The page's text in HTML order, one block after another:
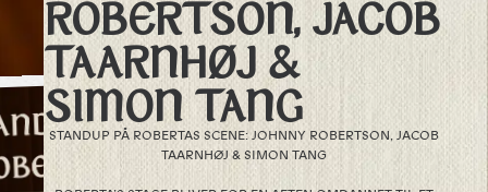
ROBERTSON, JACOB
TAARNHØJ &
SIMON TANG
STANDUP PÅ ROBERTAS SCENE: JOHNNY ROBERTSON, JACOB
TAARNHØJ & SIMON TANG